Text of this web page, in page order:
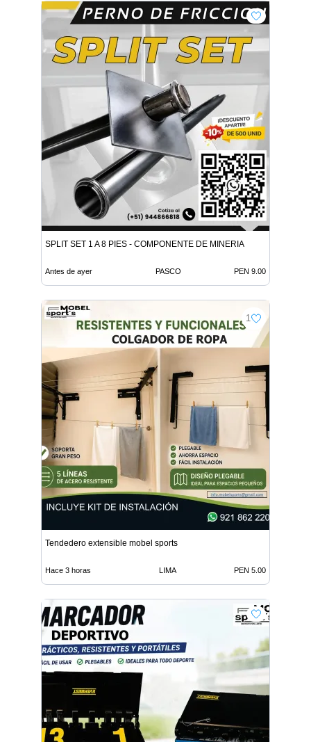
SPLIT SET 1 A 8 PIES - COMPONENTE DE MINERIA
Antes de ayer PASCO PEN 9.00
1
Tendedero extensible mobel sports
Hace 3 horas LIMA PEN 5.00